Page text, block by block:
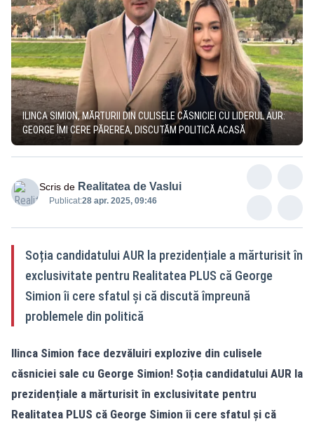
ILINCA SIMION, MĂRTURII DIN CULISELE CĂSNICIEI CU LIDERUL AUR:
GEORGE ÎMI CERE PĂREREA, DISCUTĂM POLITICĂ ACASĂ
Scris de Realitatea de Vaslui
Publicat:28 apr. 2025, 09:46
Soția candidatului AUR la prezidențiale a mărturisit în
exclusivitate pentru Realitatea PLUS că George
Simion îi cere sfatul și că discută împreună
problemele din politică
Ilinca Simion face dezvăluiri explozive din culisele
căsniciei sale cu George Simion! Soția candidatului AUR la
prezidențiale a mărturisit în exclusivitate pentru
Realitatea PLUS că George Simion îi cere sfatul și că